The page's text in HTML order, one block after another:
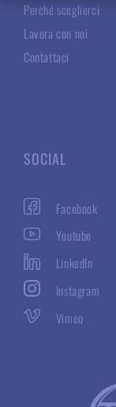
Perché sceglierci
Lavora con noi
Contattaci
SOCIAL
Facebook
Youtube
LinkedIn
Instagram
Vimeo